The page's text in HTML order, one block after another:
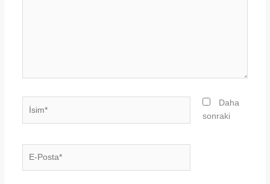
Posta*
Daha
sonraki